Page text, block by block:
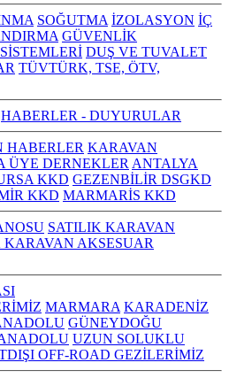
SOĞUTMA İZOLASYON İÇ
GÜVENLİK
DUŞ VE TUVALET
TÜVTÜRK, TSE, ÖTV,
HABERLER - DUYURULAR
HABERLER KARAVAN
ÜYE DERNEKLER ANTALYA
KKD GEZENBİLİR DSGKD
KKD MARMARİS KKD
SATILIK KARAVAN
KARAVAN AKSESUAR
MARMARA KARADENİZ
GÜNEYDOĞU
UZUN SOLUKLU
OFF-ROAD GEZİLERİMİZ